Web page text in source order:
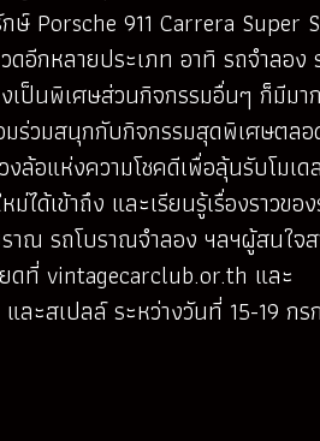
ษ์ Porsche 911 Carrera Super
อีกหลายประเภท อาทิ รถจำลอง
ป็นพิเศษส่วนกิจกรรมอื่นๆ ก็มีมา
ร่วมสนุกกับกิจกรรมสุดพิเศษตลอ
ล้อแห่งความโชคดีเพื่อลุ้นรับโมเด
ด้เข้าถึง และเรียนรู้เรื่องราวขอ
ณ รถโบราณจำลอง ฯลฯผู้สนใจส
ดที่ vintagecarclub.or.th และ
ะสเปลล์ ระหว่างวันที่ 15-19 กร